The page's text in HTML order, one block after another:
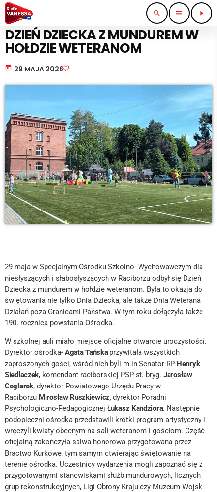
search menu play_arrow
NAUKA I EDUKACJA
DZIEŃ DZIECKA Z MUNDUREM W
HOŁDZIE WETERANOM
today 29 MAJA 2026
29 maja w Specjalnym Ośrodku Szkolno- Wychowawczym dla
niesłyszących i słabosłyszących w Raciborzu odbył się Dzień
Dziecka z mundurem w hołdzie weteranom. Była to okazja do
świętowania nie tylko Dnia Dziecka, ale także Dnia Weterana
Działań poza Granicami Państwa. W tym roku dołączyła także
190. rocznica powstania Ośrodka.
W szkolnej auli miało miejsce oficjalne otwarcie uroczystości.
Dyrektor ośrodka- Agata Tańskaprzywitała wszystkich
zaproszonych gości, wśród nich byli m.in Senator RP Henryk
Siedlaczek, komendant raciborskiej PSP st. bryg. Jarosław
Ceglarek, dyrektor Powiatowego Urzędu Pracy w
Raciborzu Mirosław Ruszkiewicz,dyrektor Poradni
Psychologiczno-Pedagogicznej Łukasz Kandziora. Następnie
podopieczni ośrodka przedstawili krótki program artystyczny i
wręczyli kwiaty obecnym na sali weteranom i gościom. Część
oficjalną zakończyła salwa honorowa przygotowana przez
Bractwo Kurkowe, tym samym otwierając świętowanie na
terenie ośrodka. Uczestnicy wydarzenia mogli zapoznać się z
przygotowanymi stanowiskami służb mundurowych, licznych
grup rekonstrukcyjnych, Ligi Obrony Kraju czy Muzeum Wojsk